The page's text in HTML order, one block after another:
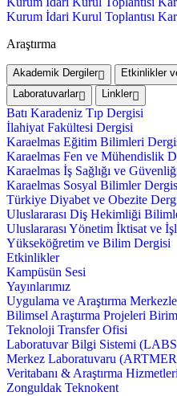
Kurum İdari Kurul Toplantısı
Araştırma
Akademik Dergiler Etkinlikler
Laboratuvarlar
Linkler
Batı Karadeniz Tıp Dergisi
İlahiyat Fakültesi Dergisi
Karaelmas Eğitim Bilimleri
Karaelmas Fen ve Mühendislik
Karaelmas İş Sağlığı ve
Karaelmas Sosyal Bilimler
Türkiye Diyabet ve Obezite
Uluslararası Diş Hekimliği
Uluslararası Yönetim İktisat ve
Yükseköğretim ve Bilim Dergisi
Etkinlikler
Kampüsün Sesi
Yayınlarımız
Uygulama ve Araştırma
Bilimsel Araştırma Projeleri
Teknoloji Transfer Ofisi
Laboratuvar Bilgi Sistemi
Merkez Laboratuvaru
Veritabanı & Araştırma Hizmetleri
Zonguldak Teknokent